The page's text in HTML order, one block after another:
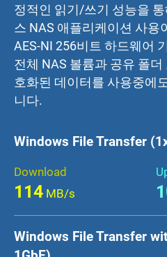
정적인 읽기/쓰기 성능을 통
스 NAS 애플리케이션 사용
AES-NI 256비트 하드웨어
전체 NAS 볼륨과 공유 폴
호화된 데이터를 사용중에
니다.
Windows File Transfer
Download
114 MB/s
Windows File Transfer